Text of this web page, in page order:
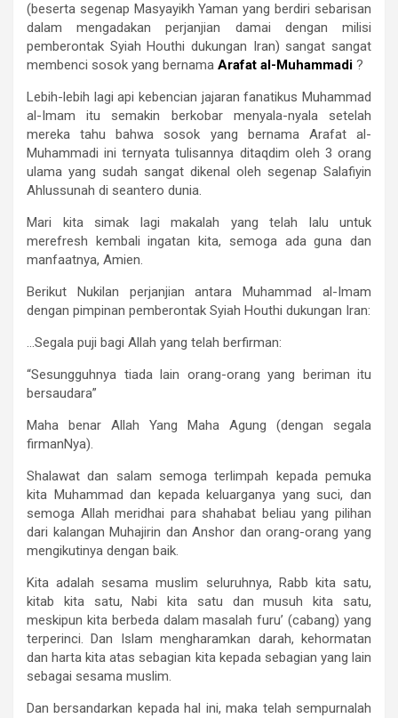
(beserta segenap Masyayikh Yaman yang berdiri sebarisan
dalam mengadakan perjanjian damai dengan milisi
pemberontak Syiah Houthi dukungan Iran) sangat sangat
membenci sosok yang bernama Arafat al-Muhammadi ?
Lebih-lebih lagi api kebencian jajaran fanatikus Muhammad
al-Imam itu semakin berkobar menyala-nyala setelah
mereka tahu bahwa sosok yang bernama Arafat al-
Muhammadi ini ternyata tulisannya ditaqdim oleh 3 orang
ulama yang sudah sangat dikenal oleh segenap Salafiyin
Ahlussunah di seantero dunia.
Mari kita simak lagi makalah yang telah lalu untuk
merefresh kembali ingatan kita, semoga ada guna dan
manfaatnya, Amien.
Berikut Nukilan perjanjian antara Muhammad al-Imam
dengan pimpinan pemberontak Syiah Houthi dukungan Iran:
…Segala puji bagi Allah yang telah berfirman:
“Sesungguhnya tiada lain orang-orang yang beriman itu
bersaudara”
Maha benar Allah Yang Maha Agung (dengan segala
firmanNya).
Shalawat dan salam semoga terlimpah kepada pemuka
kita Muhammad dan kepada keluarganya yang suci, dan
semoga Allah meridhai para shahabat beliau yang pilihan
dari kalangan Muhajirin dan Anshor dan orang-orang yang
mengikutinya dengan baik.
Kita adalah sesama muslim seluruhnya, Rabb kita satu,
kitab kita satu, Nabi kita satu dan musuh kita satu,
meskipun kita berbeda dalam masalah furu’ (cabang) yang
terperinci. Dan Islam mengharamkan darah, kehormatan
dan harta kita atas sebagian kita kepada sebagian yang lain
sebagai sesama muslim.
Dan bersandarkan kepada hal ini, maka telah sempurnalah